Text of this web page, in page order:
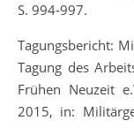
S. 994-997.
Tagungsbericht:
Tagung des
Frühen Neuzeit
2015, in: